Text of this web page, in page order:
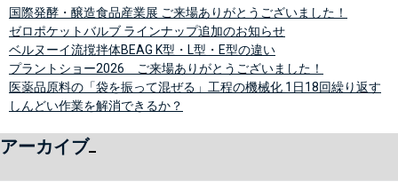
国際発酵・醸造食品産業展 ご来場ありがとうございました！
ゼロポケットバルブ ラインナップ追加のお知らせ
ベルヌーイ流撹拌体BEAG K型・L型・E型の違い
プラントショー2026 ご来場ありがとうございました！
医薬品原料の「袋を振って混ぜる」工程の機械化 1日18回繰り返す
しんどい作業を解消できるか？
アーカイブ